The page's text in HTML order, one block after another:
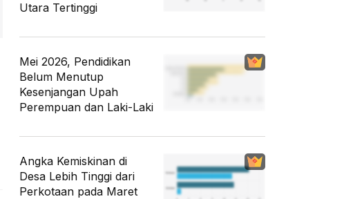
Utara Tertinggi
Mei 2026, Pendidikan
Belum Menutup
Kesenjangan Upah
Perempuan dan Laki-Laki
Angka Kemiskinan di
Desa Lebih Tinggi dari
Perkotaan pada Maret